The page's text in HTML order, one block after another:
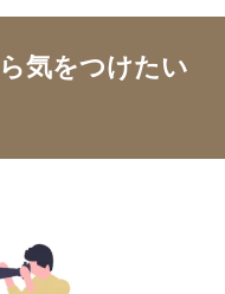
気をつけたい